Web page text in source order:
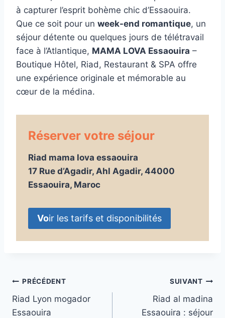
à capturer l’esprit bohème chic d’Essaouira.
Que ce soit pour un week-end romantique, un
séjour détente ou quelques jours de télétravail
face à l’Atlantique, MAMA LOVA Essaouira –
Boutique Hôtel, Riad, Restaurant & SPA offre
une expérience originale et mémorable au
cœur de la médina.
Réserver votre séjour
Riad mama lova essaouira
17 Rue d’Agadir, Ahl Agadir, 44000
Essaouira, Maroc
Voir les tarifs et disponibilités
Navigation
de
PRÉCÉDENT
Riad Lyon mogador
Essaouira
SUIVANT
Riad al madina
Essaouira : séjour